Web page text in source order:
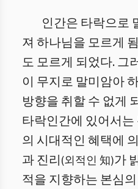
인간은 타락으로
져 하나님을 모르게
도 모르게 되었다. 그
이 무지로 말미암아
방향을 취할 수 없게
타락인간에 있어서
의 시대적인 혜택에
과 진리(외적인 知)가
적을 지향하는 본심